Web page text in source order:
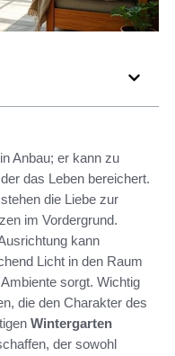
Anbau; er kann zu
das Leben bereichert.
stehen die Liebe zur
im Vordergrund.
kann
Licht in den Raum
sorgt. Wichtig
die den Charakter des
Wintergarten
der sowohl